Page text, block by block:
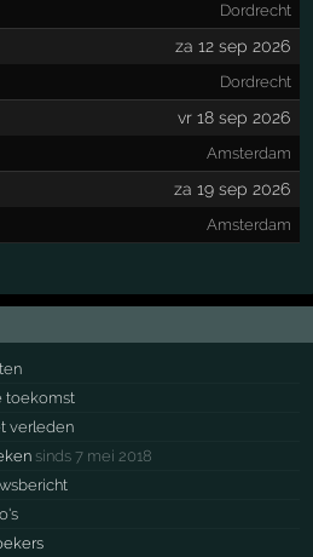
Dordrecht
za 12 sep 2026
Dordrecht
vr 18 sep 2026
Amsterdam
za 19 sep 2026
Amsterdam
toekomst
verleden
sinds 7 mei 2018